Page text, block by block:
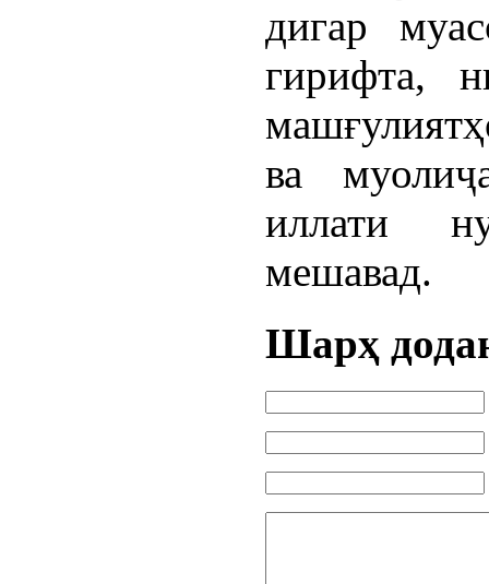
дигар
гирифта,
ва
иллати
мешавад.
Шарҳ